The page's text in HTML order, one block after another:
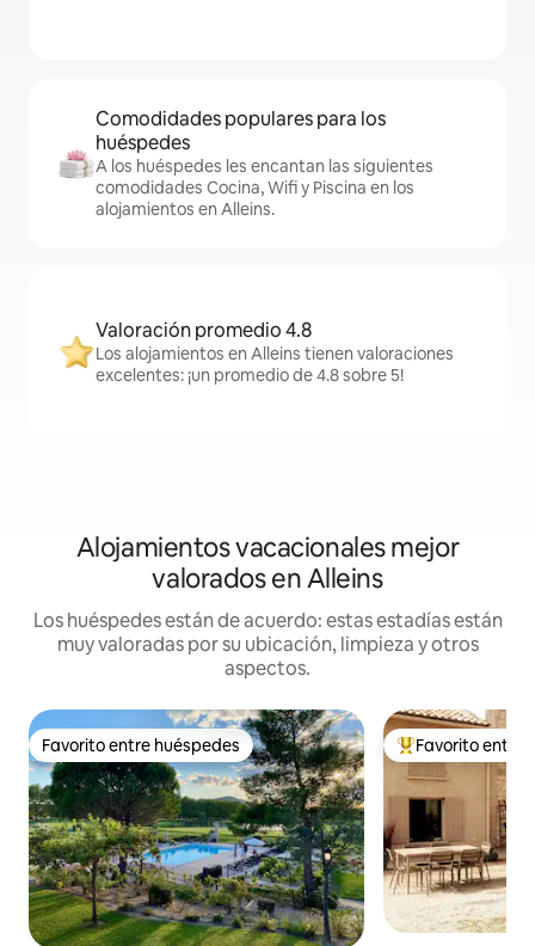
Comodidades populares para los
huéspedes
A los huéspedes les encantan las siguientes
comodidades Cocina, Wifi y Piscina en los
alojamientos en Alleins.
Valoración promedio 4.8
Los alojamientos en Alleins tienen valoraciones
excelentes: ¡un promedio de 4.8 sobre 5!
Alojamientos vacacionales mejor
valorados en Alleins
Los huéspedes están de acuerdo: estas estadías están
muy valoradas por su ubicación, limpieza y otros
aspectos.
Favorito entre huéspedes
Favorito entre huéspedes Favorito entre
Favorito entre